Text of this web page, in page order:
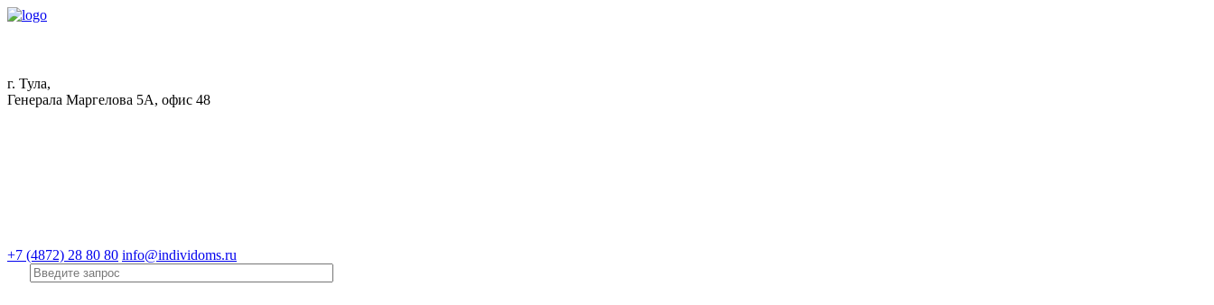
г. Тула,
Генерала Маргелова 5А, офис 48
+7 (4872) 28 80 80 info@individoms.ru